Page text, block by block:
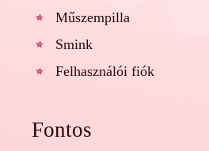
Műszempilla
Smink
Felhasználói fiók
Fontos